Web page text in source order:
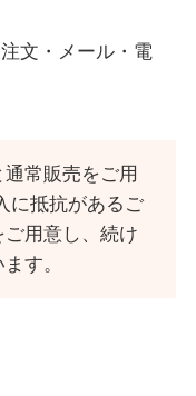
文・メール・電
常販売をご用
に抵抗があるご
用意し、続け
す。